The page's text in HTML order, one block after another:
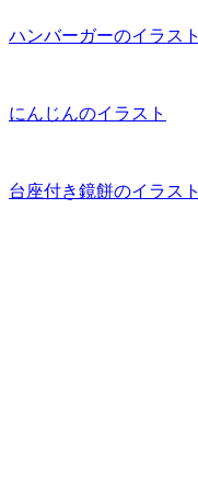
ハンバーガーのイラスト
にんじんのイラスト
台座付き鏡餅のイラスト